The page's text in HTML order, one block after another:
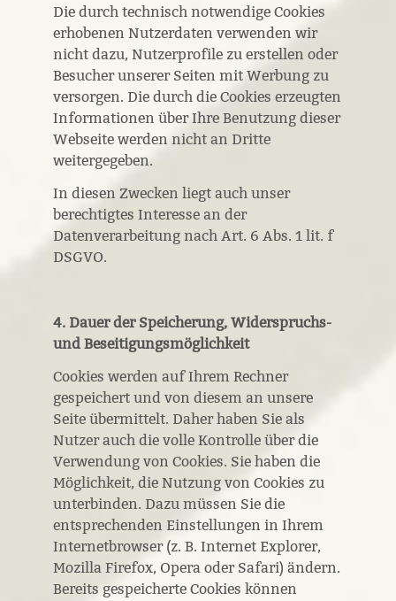
Die durch technisch notwendige Cookies
erhobenen Nutzerdaten verwenden wir
nicht dazu, Nutzerprofile zu erstellen oder
Besucher unserer Seiten mit Werbung zu
versorgen. Die durch die Cookies erzeugten
Informationen über Ihre Benutzung dieser
Webseite werden nicht an Dritte
weitergegeben.
In diesen Zwecken liegt auch unser
berechtigtes Interesse an der
Datenverarbeitung nach Art. 6 Abs. 1 lit. f
DSGVO.
4. Dauer der Speicherung, Widerspruchs-
und Beseitigungsmöglichkeit
Cookies werden auf Ihrem Rechner
gespeichert und von diesem an unsere
Seite übermittelt. Daher haben Sie als
Nutzer auch die volle Kontrolle über die
Verwendung von Cookies. Sie haben die
Möglichkeit, die Nutzung von Cookies zu
unterbinden. Dazu müssen Sie die
entsprechenden Einstellungen in Ihrem
Internetbrowser (z. B. Internet Explorer,
Mozilla Firefox, Opera oder Safari) ändern.
Bereits gespeicherte Cookies können